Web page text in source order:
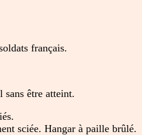
français.
sans être atteint.
sciée. Hangar à paille brûlé.